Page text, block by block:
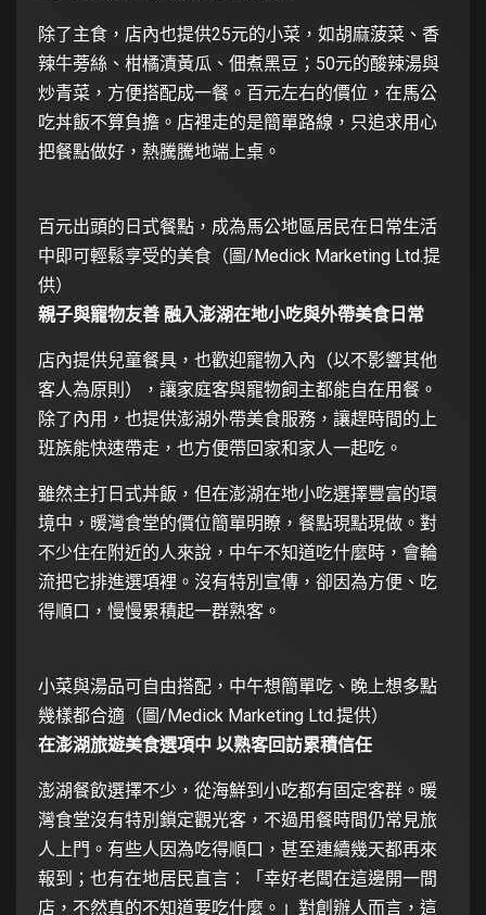
除了主食，店內也提供25元的小菜，如胡麻菠菜、香
辣牛蒡絲、柑橘漬黃瓜、佃煮黑豆；50元的酸辣湯與
炒青菜，方便搭配成一餐。百元左右的價位，在馬公
吃丼飯不算負擔。店裡走的是簡單路線，只追求用心
把餐點做好，熱騰騰地端上桌。
百元出頭的日式餐點，成為馬公地區居民在日常生活
中即可輕鬆享受的美食（圖/Medick Marketing Ltd.提
供）
親子與寵物友善 融入澎湖在地小吃與外帶美食日常
店內提供兒童餐具，也歡迎寵物入內（以不影響其他
客人為原則），讓家庭客與寵物飼主都能自在用餐。
除了內用，也提供澎湖外帶美食服務，讓趕時間的上
班族能快速帶走，也方便帶回家和家人一起吃。
雖然主打日式丼飯，但在澎湖在地小吃選擇豐富的環
境中，暖灣食堂的價位簡單明瞭，餐點現點現做。對
不少住在附近的人來說，中午不知道吃什麼時，會輪
流把它排進選項裡。沒有特別宣傳，卻因為方便、吃
得順口，慢慢累積起一群熟客。
小菜與湯品可自由搭配，中午想簡單吃、晚上想多點
幾樣都合適（圖/Medick Marketing Ltd.提供）
在澎湖旅遊美食選項中 以熟客回訪累積信任
澎湖餐飲選擇不少，從海鮮到小吃都有固定客群。暖
灣食堂沒有特別鎖定觀光客，不過用餐時間仍常見旅
人上門。有些人因為吃得順口，甚至連續幾天都再來
報到；也有在地居民直言：「幸好老闆在這邊開一間
店，不然真的不知道要吃什麼。」對創辦人而言，這